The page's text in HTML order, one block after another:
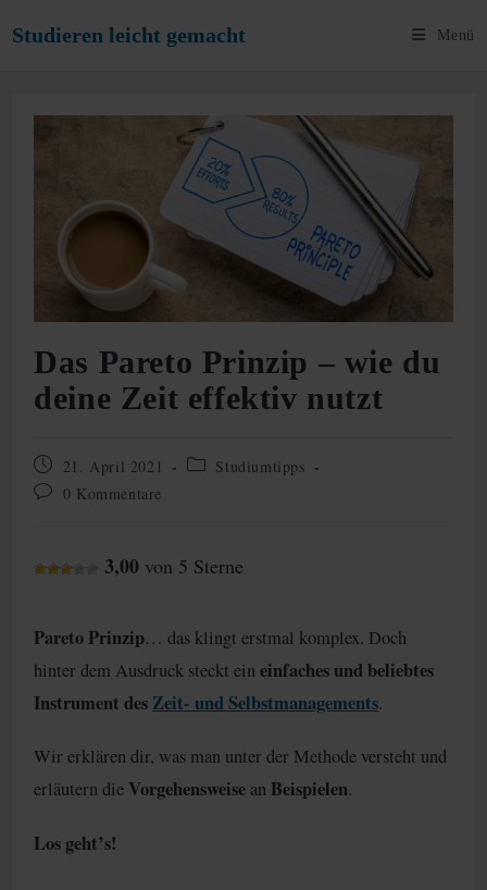
Inhalt
Studieren leicht gemacht Menü
Das Pareto Prinzip – wie du
deine Zeit effektiv nutzt
Beitrag
veröffentlicht:
21. April 2021
Beitrags-Studiumtipps
Beitrags-0 Kommentare
3,00 von 5 Sterne
Pareto Prinzip… das klingt erstmal komplex. Doch
hinter dem Ausdruck steckt eineinfaches und beliebtes
Instrument desZeit- und Selbstmanagements.
Wir erklären dir, was man unter der Methode versteht und
erläutern die Vorgehensweise an Beispielen.
Los geht’s!